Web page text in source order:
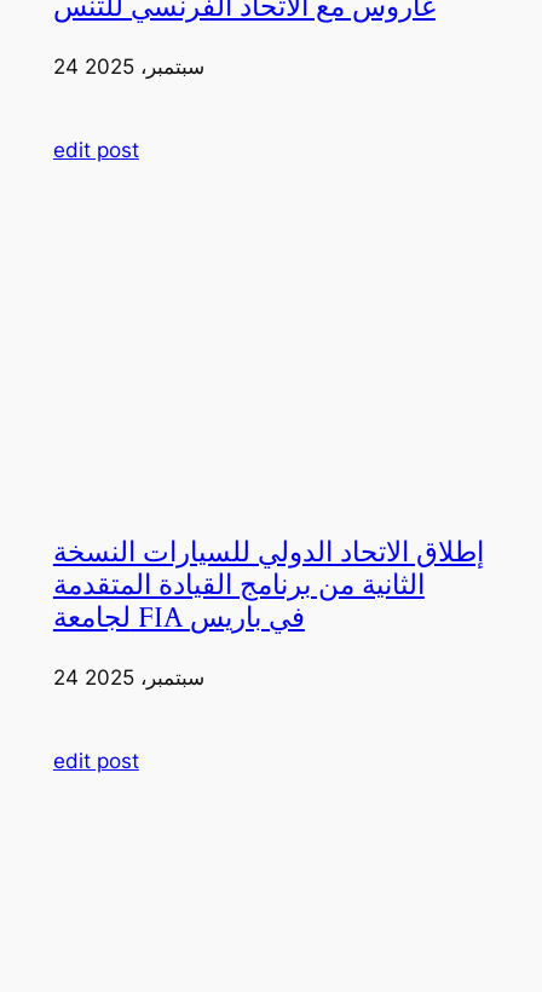
24 سبتمبر، 2025
edit post
إطلاق الاتحاد الدولي للسيارات النسخة
الثانية من برنامج القيادة المتقدمة
لجامعة FIA في باريس
24 سبتمبر، 2025
edit post